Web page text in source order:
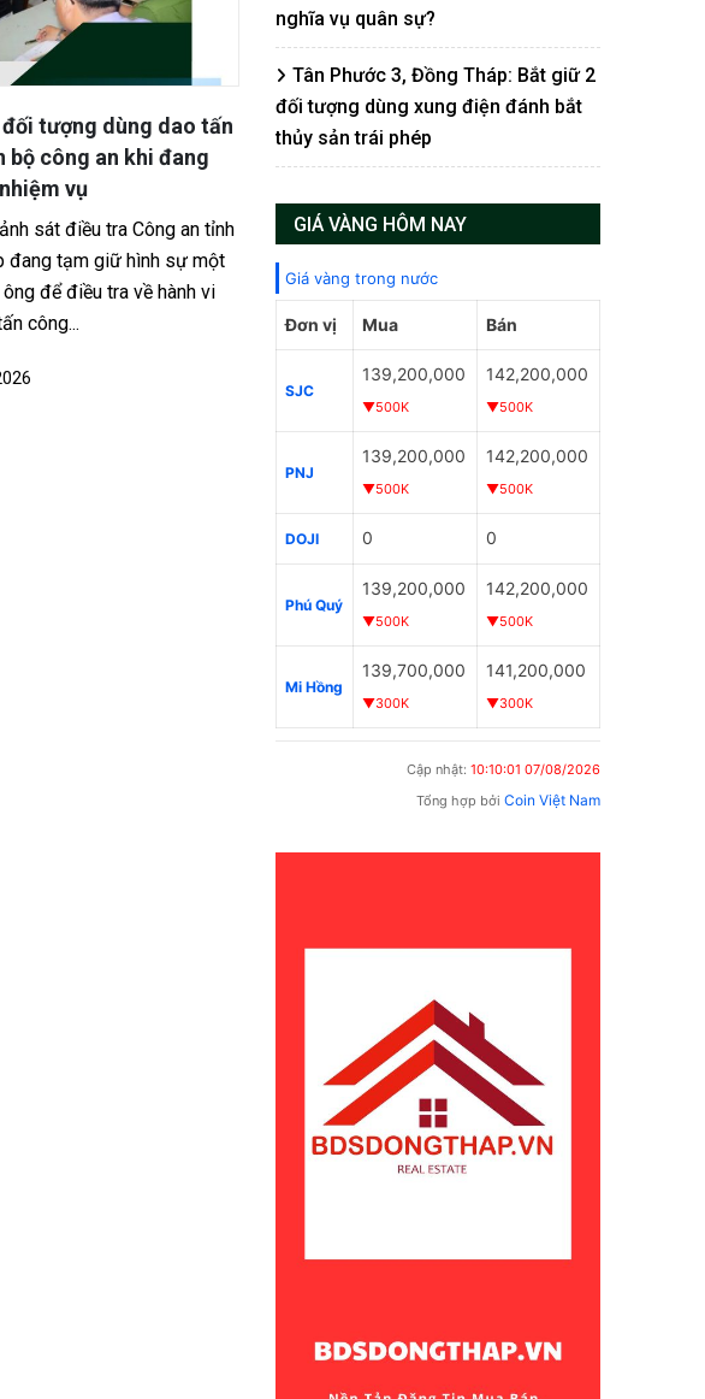
Kiều, Đồng Tháp: 19
bị cáo đâm 3 người
tuông
Đồng Tháp vừa tuyên phạt
Văn Mình (44 tuổi, ngụ
Kiều) tổng cộng 19 năm tù
liên quan...
Đồng Tháp – Vĩnh Long – Cần
Thơ: Nhóm đi xe Exciter thực
phá
triệt phá thành công một nhóm thanh
thiếu niên chuyên sử dụng xe mô tô để
03/05/2026
nghĩa vụ quân sự?
Tân Phước 3, Đồng Tháp: Bắt giữ 2
đối tượng dùng xung điện đánh bắt
thủy sản trái phép
GIÁ VÀNG HÔM NAY
Giá vàng trong nước
Đơn vị Mua Bán
SJC
139,200,000
▼500K
142,200,000
▼500K
PNJ
139,200,000
▼500K
142,200,000
▼500K
DOJI 0 0
Phú Quý
139,200,000
▼500K
142,200,000
▼500K
Mi Hồng
139,700,000
▼300K
141,200,000
▼300K
Cập nhật: 10:10:01 07/08/2026
Tổng hợp bởi Coin Việt Nam